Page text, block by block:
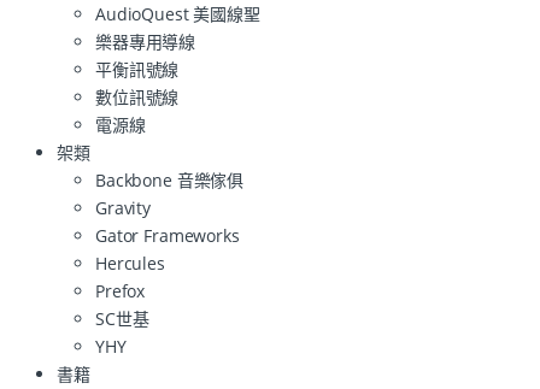
AudioQuest 美國線聖
樂器專用導線
平衡訊號線
數位訊號線
電源線
架類
Backbone 音樂傢俱
Gravity
Gator Frameworks
Hercules
Prefox
SC世基
YHY
書籍